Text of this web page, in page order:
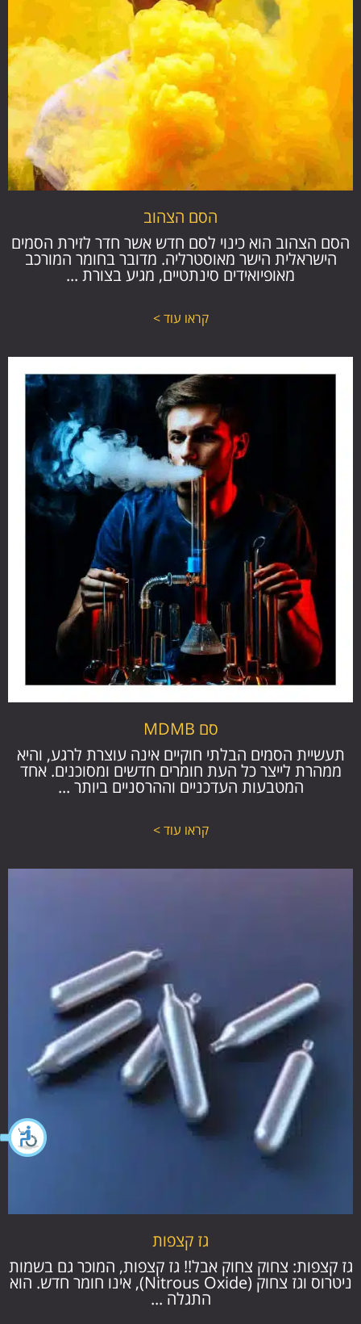
הסם הצהוב
הסם הצהוב הוא כינוי לסם חדש אשר חדר לזירת הסמים
הישראלית הישר מאוסטרליה. מדובר בחומר המורכב
מאופיואידים סינתטיים, מגיע בצורת ...
קראו עוד >
סם MDMB
תעשיית הסמים הבלתי חוקיים אינה עוצרת לרגע, והיא
ממהרת לייצר כל העת חומרים חדשים ומסוכנים. אחד
המטבעות העדכניים וההרסניים ביותר ...
קראו עוד >
גז קצפות
גז קצפות: צחוק צחוק אבל!! גז קצפות, המוכר גם בשמות
ניטרוס וגז צחוק (Nitrous Oxide), אינו חומר חדש. הוא
התגלה ...